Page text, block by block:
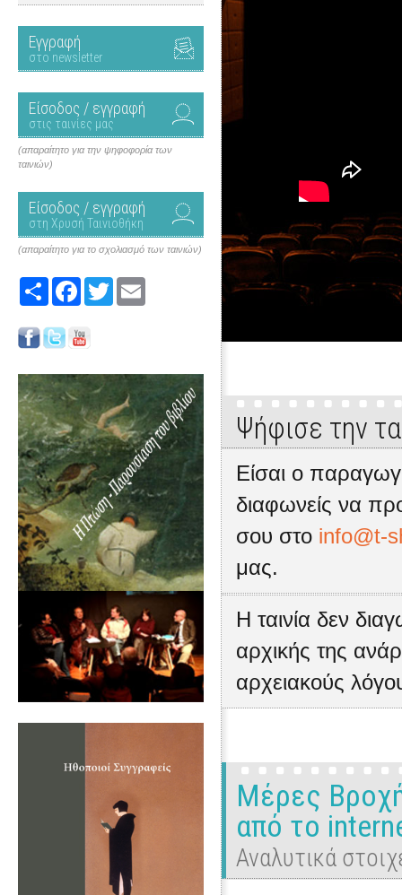
Εγγραφή
στο newsletter
Είσοδος / εγγραφή
στις ταινίες μας
(απαραίτητο για την ψηφοφορία των
ταινιών)
Είσοδος / εγγραφή
στη Χρυσή Ταινιοθήκη
(απαραίτητο για το σχολιασμό των ταινιών)
Share FacebookTwitter
Ψήφισε την
Είσαι ο
διαφωνείς να
σου στο info@t-
μας.
Η ταινία δεν
αρχικής της
αρχειακούς
Μέρες
από το
Αναλυτικά